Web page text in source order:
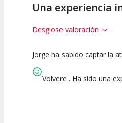
Una experiencia
Desglose valoración
10
Calidad del
Espectáculo
10
Puesta en
Escena
Jorge ha sabido captar la
Volvere . Ha sido una